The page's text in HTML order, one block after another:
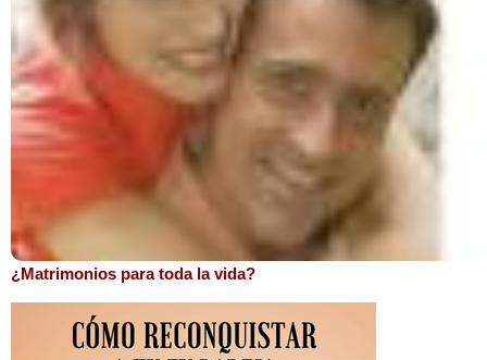
¿Matrimonios para toda la vida?